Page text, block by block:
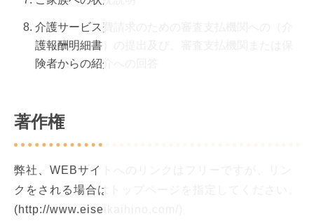
介護サービス費請求のための審査支払機関への（介
護報酬明細書）の提出及び、審査支払機関または保
険者からの紹介への回答
著作権
弊社、WEBサイトへのリンクはフリーですが、リン
クをされる場合はトップページを指定してください。
(http://www.eiseikaihino.com/)